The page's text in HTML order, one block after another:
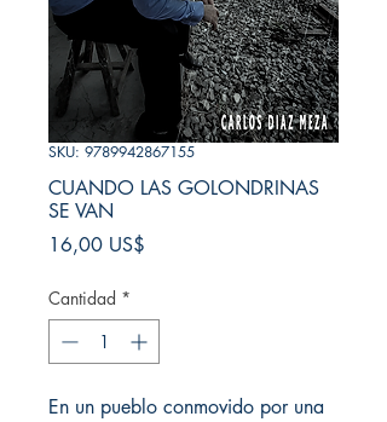
SKU: 9789942867155
CUANDO LAS GOLONDRINAS
SE VAN
16,00 US$
Cantidad *
En un pueblo conmovido por una